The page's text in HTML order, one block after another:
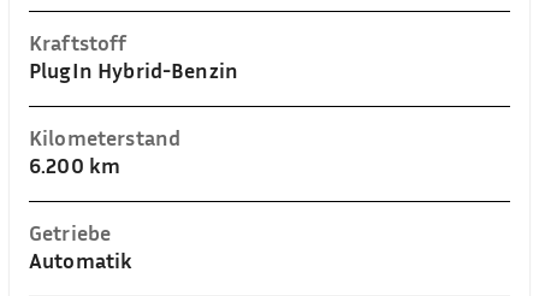
Kraftstoff
PlugIn Hybrid-Benzin
Kilometerstand
6.200 km
Getriebe
Automatik